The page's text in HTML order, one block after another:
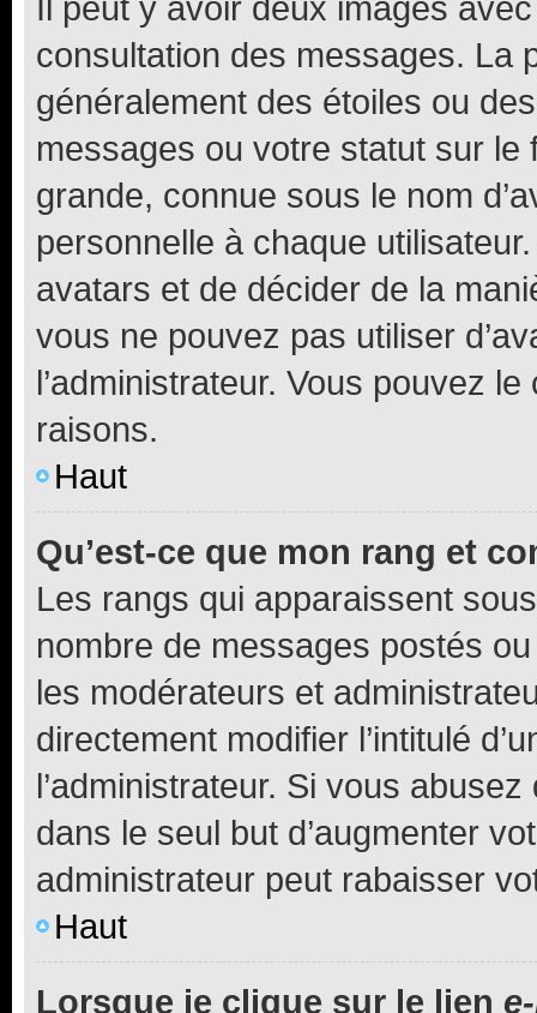
consultation des messages. La
généralement des étoiles ou
messages ou votre statut sur
grande, connue sous le nom
personnelle à chaque utilisateur.
avatars et de décider de la
vous ne pouvez pas utiliser
l’administrateur. Vous pouvez
raisons.
Haut
Qu’est-ce que mon rang et
Les rangs qui apparaissent
nombre de messages postés
les modérateurs et
directement modifier l’intitulé
l’administrateur. Si vous
dans le seul but d’augmenter
administrateur peut rabaisser
Haut
Lorsque je clique sur le lien